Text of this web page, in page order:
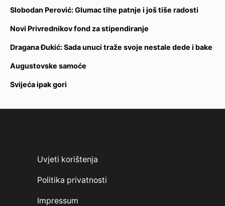
Slobodan Perović: Glumac tihe patnje i još tiše radosti
Novi Privrednikov fond za stipendiranje
Dragana Đukić: Sada unuci traže svoje nestale dede i bake
Augustovske samoće
Svijeća ipak gori
Uvjeti korištenja
Politika privatnosti
Impressum